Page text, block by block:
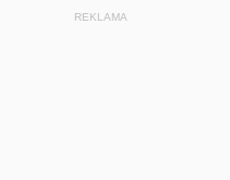
REKLAMA